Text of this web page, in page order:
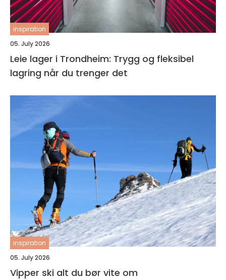
inspiration
05. July 2026
Leie lager i Trondheim: Trygg og fleksibel
lagring når du trenger det
inspiration
05. July 2026
Vipper ski alt du bør vite om